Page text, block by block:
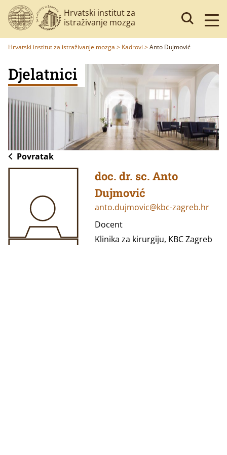
Hrvatski institut za
istraživanje mozga
Hrvatski institut za istraživanje mozga > Kadrovi >Anto Dujmović
Djelatnici
Povratak
doc. dr. sc. Anto
Dujmović
anto.dujmovic@kbc-zagreb.hr
Docent
Klinika za kirurgiju, KBC Zagreb